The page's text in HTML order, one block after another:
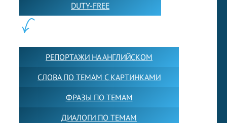
DUTY-FREE
РЕПОРТАЖИ НА АНГЛИЙСКОМ
СЛОВА ПО ТЕМАМ С КАРТИНКАМИ
ФРАЗЫ ПО ТЕМАМ
ДИАЛОГИ ПО ТЕМАМ